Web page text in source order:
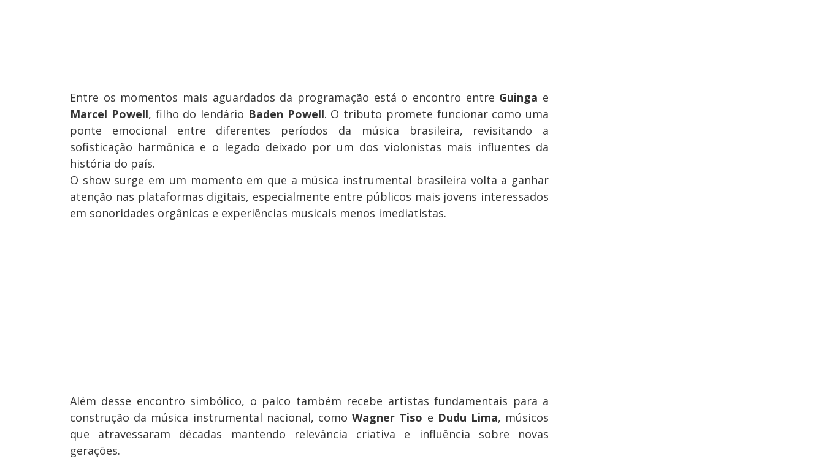
Entre os momentos mais aguardados da programação está o encontro entre Guinga e
Marcel Powell, filho do lendário Baden Powell. O tributo promete funcionar como uma
ponte emocional entre diferentes períodos da música brasileira, revisitando a
sofisticação harmônica e o legado deixado por um dos violonistas mais influentes da
história do país.
O show surge em um momento em que a música instrumental brasileira volta a ganhar
atenção nas plataformas digitais, especialmente entre públicos mais jovens interessados
em sonoridades orgânicas e experiências musicais menos imediatistas.
Além desse encontro simbólico, o palco também recebe artistas fundamentais para a
construção da música instrumental nacional, comoWagner Tiso e Dudu Lima, músicos
que atravessaram décadas mantendo relevância criativa e influência sobre novas
gerações.